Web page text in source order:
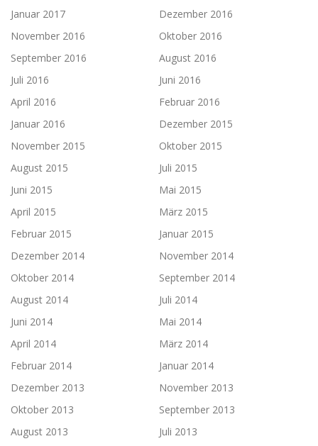
Januar 2017
Dezember 2016
November 2016
Oktober 2016
September 2016
August 2016
Juli 2016
Juni 2016
April 2016
Februar 2016
Januar 2016
Dezember 2015
November 2015
Oktober 2015
August 2015
Juli 2015
Juni 2015
Mai 2015
April 2015
März 2015
Februar 2015
Januar 2015
Dezember 2014
November 2014
Oktober 2014
September 2014
August 2014
Juli 2014
Juni 2014
Mai 2014
April 2014
März 2014
Februar 2014
Januar 2014
Dezember 2013
November 2013
Oktober 2013
September 2013
August 2013
Juli 2013